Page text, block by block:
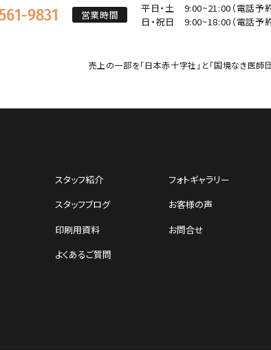
9831 営業時間
平日・土
9:00~21:00（電話予
日・祝日
9:00~18:00（電話予
売上の一部を「日本赤十字社」と「国境なき医師
スタッフ紹介
スタッフブログ
印刷用資料
よくあるご質問
フォトギャラリー
お客様の声
お問合せ